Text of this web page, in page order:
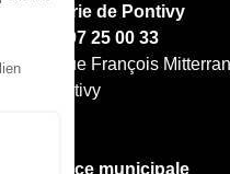
Mairie de Pontivy
02 97 25 00 33
8, rue François
Pontivy
Police municipale